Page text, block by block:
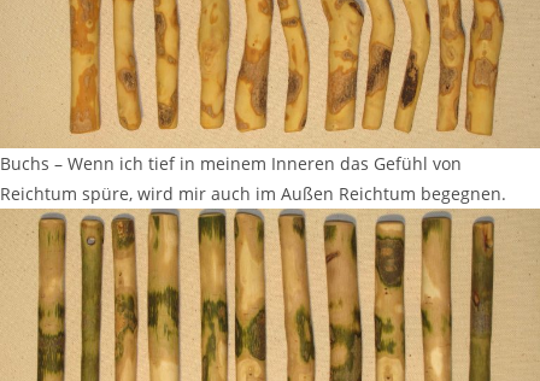
Buchs – Wenn ich tief in meinem Inneren das Gefühl von
Reichtum spüre, wird mir auch im Außen Reichtum begegnen.